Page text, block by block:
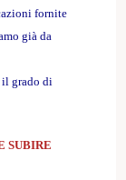
fornite
già da
il grado di
SUBIRE